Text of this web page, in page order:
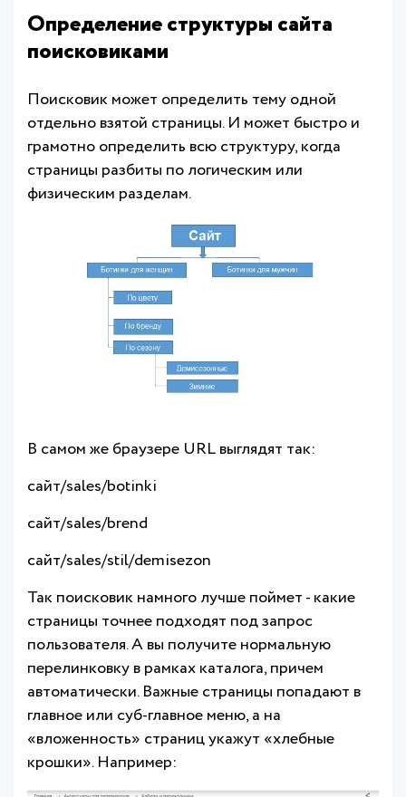
Определение структуры сайта
поисковиками
Поисковик может определить тему одной
отдельно взятой страницы. И может быстро и
грамотно определить всю структуру, когда
страницы разбиты по логическим или
физическим разделам.
В самом же браузере URL выглядят так:
сайт/sales/botinki
сайт/sales/brend
сайт/sales/stil/demisezon
Так поисковик намного лучше поймет - какие
страницы точнее подходят под запрос
пользователя. А вы получите нормальную
перелинковку в рамках каталога, причем
автоматически. Важные страницы попадают в
главное или суб-главное меню, а на
«вложенность» страниц укажут «хлебные
крошки». Например: